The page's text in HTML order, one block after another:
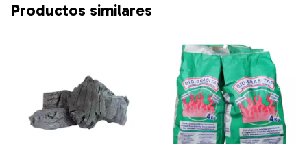
Productos similares